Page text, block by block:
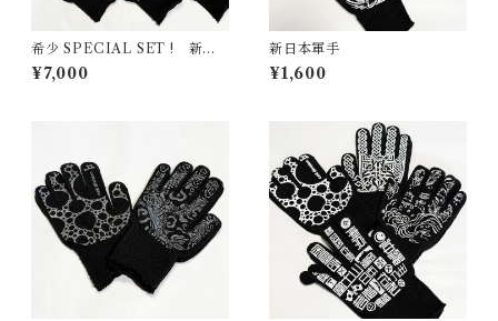
希少 SPECIAL SET ! 新日
本軍手コラボ ラスト9双セッ
ト
¥7,000
新日本軍手
¥1,600